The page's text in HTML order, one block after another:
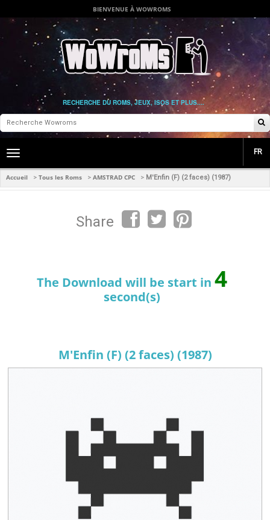
BIENVENUE À WOWROMS
RECHERCHE DU ROMS, JEUX, ISOS ET PLUS....
Toggle
navigation
FR
Accueil > Tous les Roms > AMSTRAD CPC > M'Enfin (F) (2 faces) (1987)
Share
The Download will be start in 4
second(s)
M'Enfin (F) (2 faces) (1987)